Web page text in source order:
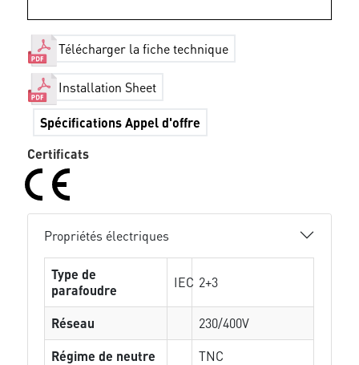
Télécharger la fiche technique
Installation Sheet
Spécifications Appel d'offre
Certificats
Propriétés électriques
Type de
parafoudre
IEC 2+3
Réseau
230/400V
Régime de neutre
TNC